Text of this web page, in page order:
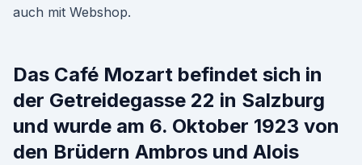
auch mit Webshop.
Das Café Mozart befindet sich in
der Getreidegasse 22 in Salzburg
und wurde am 6. Oktober 1923 von
den Brüdern Ambros und Alois